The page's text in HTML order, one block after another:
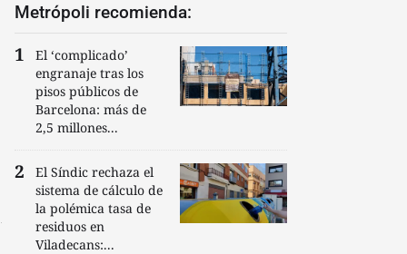
Metrópoli recomienda:
El ‘complicado’
engranaje tras los
pisos públicos de
Barcelona: más de
2,5 millones...
El Síndic rechaza el
sistema de cálculo de
la polémica tasa de
residuos en
Viladecans:...